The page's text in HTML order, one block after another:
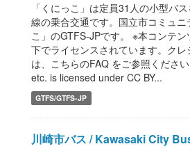
「くにっこ」は定員31人の小型バ
線の乗合交通です。国立市コミュニ
こ」のGTFS-JPです。 ※本コンテ
下でライセンスされています。ク
は、こちらのFAQ をご参照くださ
etc. is licensed under CC BY...
GTFS/GTFS-JP
川崎市バス / Kawasaki City